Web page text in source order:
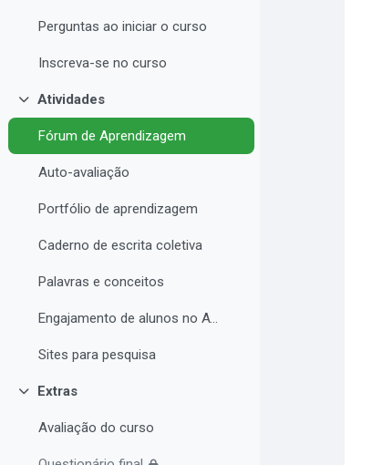
Perguntas ao iniciar o curso
Inscreva-se no curso
Contrair
Atividades
Fórum de Aprendizagem
Auto-avaliação
Portfólio de aprendizagem
Caderno de escrita coletiva
Palavras e conceitos
Engajamento de alunos no AVA e Desempenho Acadêmico
Sites para pesquisa
Contrair
Extras
Avaliação do curso